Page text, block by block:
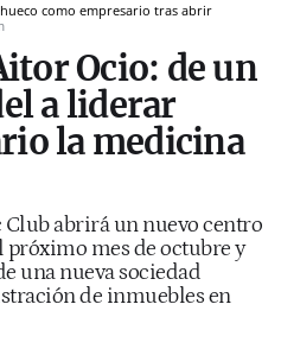
como empresario tras abrir
Ocio: de un
a liderar
la medicina
abrirá un nuevo centro
próximo mes de octubre y
una nueva sociedad
de inmuebles en